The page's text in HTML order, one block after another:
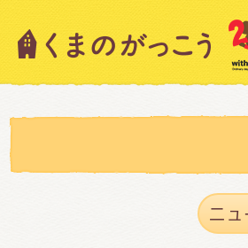
キャラクター紹介
スタッフブログ